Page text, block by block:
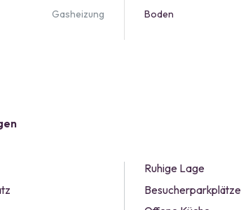
Gasheizung Boden
Ruhige Lage
Besucherparkplätze